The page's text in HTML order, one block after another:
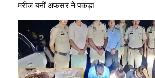
मरीज बनीं अफसर ने पकड़ा